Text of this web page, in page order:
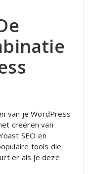
van je WordPress
creëren van
SEO en
tools die
er als je deze